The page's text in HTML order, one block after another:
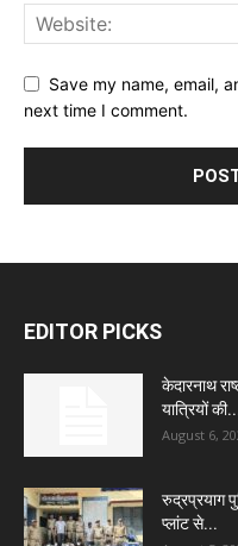
Save my name, email,
next time I comment.
EDITOR PICKS
केदारनाथ
यात्रियों
August 6,
रुद्रप्रयाग
प्लांट से...